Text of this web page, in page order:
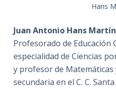
Hans
Juan Antonio Hans Martín
Profesorado de Educación
especialidad de Ciencias
y profesor de Matemáticas
secundaria en el C. C.